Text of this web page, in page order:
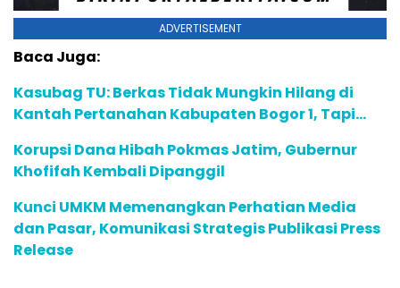
ADVERTISEMENT
Baca Juga:
Kasubag TU: Berkas Tidak Mungkin Hilang di
Kantah Pertanahan Kabupaten Bogor 1, Tapi…
Korupsi Dana Hibah Pokmas Jatim, Gubernur
Khofifah Kembali Dipanggil
Kunci UMKM Memenangkan Perhatian Media
dan Pasar, Komunikasi Strategis Publikasi Press
Release